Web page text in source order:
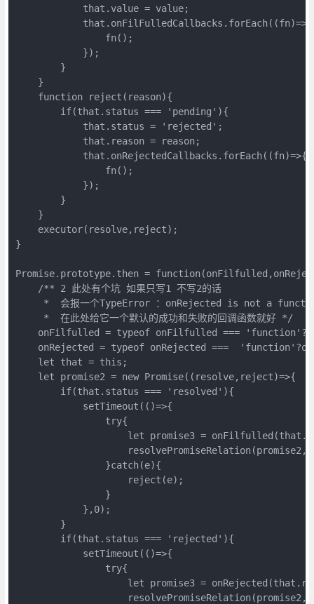
            that.value = value;
            that.onFilFulledCallbacks.forEach((fn)=>{
                fn();
            });
        }
    }
    function reject(reason){
        if(that.status === 'pending'){
            that.status = 'rejected';
            that.reason = reason;
            that.onRejectedCallbacks.forEach((fn)=>{
                fn();
            });
        }
    }
    executor(resolve,reject);
}
Promise.prototype.then =
    /** 2 此处有个坑 如果只写1 不写2的话
*  会报一个TypeError ：onRejected is not a
     *  在此处给它一个默认的成功和失败的回调函数就好 */
onFilfulled = typeof onFilfulled ===
onRejected = typeof onRejected ===
    let that = this;
    let promise2 = new Promise((resolve,reject)=>{
        if(that.status === 'resolved'){
            setTimeout(()=>{
                try{
let promise3 =
                }catch(e){
                    reject(e);
                }
            },0);
        }
        if(that.status === 'rejected'){
            setTimeout(()=>{
                try{
let promise3 =